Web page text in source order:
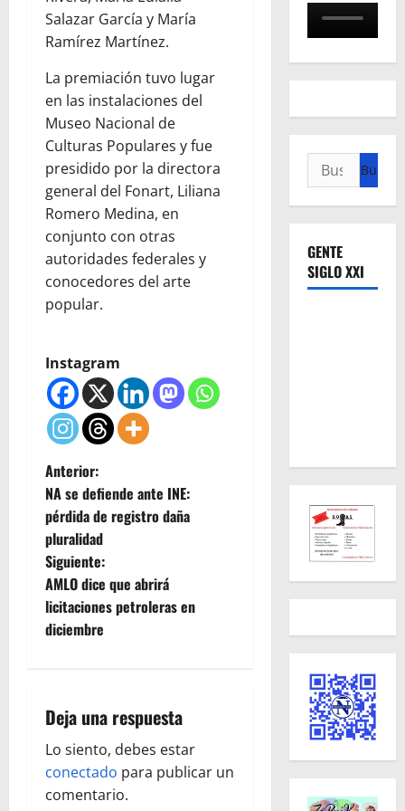
Salazar García y María
Ramírez Martínez.
La premiación tuvo lugar
en las instalaciones del
Museo Nacional de
Culturas Populares y fue
presidido por la directora
general del Fonart, Liliana
Romero Medina, en
conjunto con otras
autoridades federales y
conocedores del arte
popular.
Instagram
N
a
v
e
g
c
i
ó
Anterior:
NA se defiende ante INE:
pérdida de registro daña
pluralidad
Siguiente:
AMLO dice que abrirá
licitaciones petroleras en
diciembre
Deja una respuesta
Lo siento, debes estar
conectado para publicar un
comentario.
Buscar:
GENTE
SIGLO XXI